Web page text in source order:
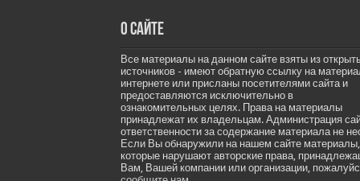
О сайте
Все материалы на данном сайте взяты из
источников - имеют обратную ссылку на
интернете или присланы посетителями сайта и
предоставляются исключительно в
ознакомительных целях. Права на материалы
принадлежат их владельцам. Администрация
ответственности за содержание материала не
Если Вы обнаружили на нашем сайте материалы,
которые нарушают авторские права,
Вам, Вашей компании или организации,